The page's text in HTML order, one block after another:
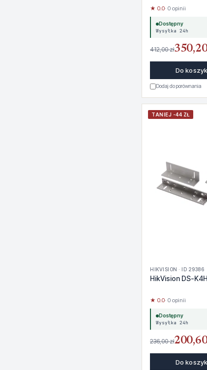
★ 0.0· 0 opinii
Dostępny
Wysyłka 24h
412,00 zł350,20
Do
Dodaj do porównania
TANIEJ -44 ZŁ
HIKVISION · ID 29386
HikVision DS-
★ 0.0· 0 opinii
Dostępny
Wysyłka 24h
236,00 zł200,60
Do